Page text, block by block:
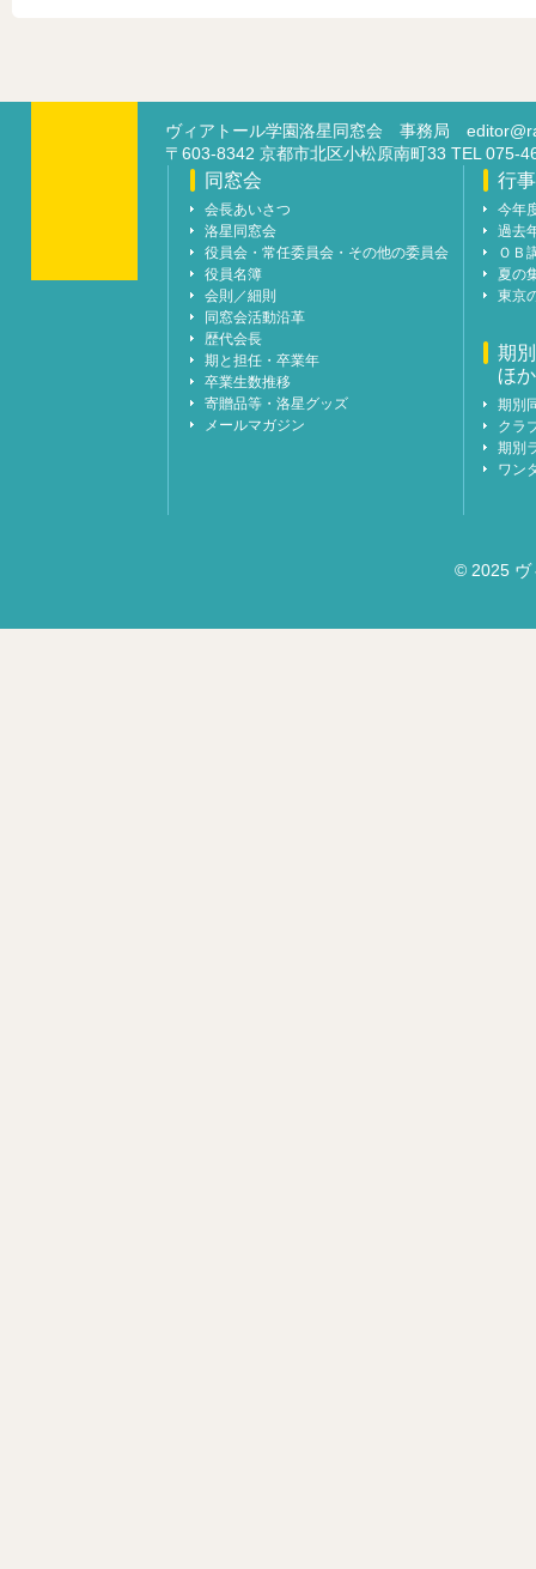
ヴィアトール学園洛星同窓会 事務局
〒603-8342 京都市北区小松原南町33 TEL 075-
同窓会
会長あいさつ
洛星同窓会
役員会・常任委員会・その他の委員会
役員名簿
会則／細則
同窓会活動沿革
歴代会長
期と担任・卒業年
卒業生数推移
寄贈品等・洛星グッズ
メールマガジン
行事
今年
過去
ＯＢ
夏の
東京
期
ほか
期別
クラ
期別
ワン
© 2025 ヴ